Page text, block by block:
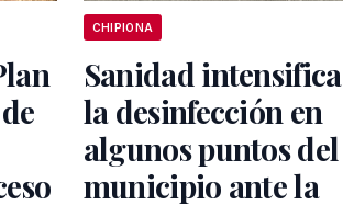
CHIPIONA
Sanidad intensifica
la desinfección en
algunos puntos del
municipio ante la